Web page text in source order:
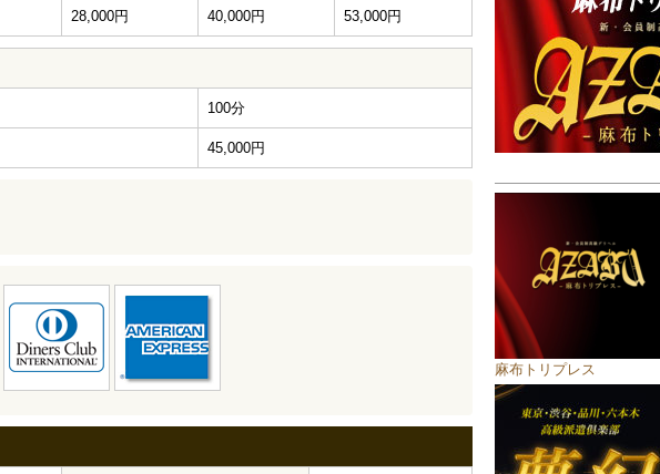
28,000円 40,000円 53,000円
100分
45,000円
麻布トリプレス